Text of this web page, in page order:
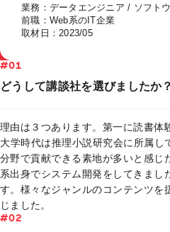
業務：データエンジニア / ソフト
前職：Web系のIT企業
取材日：2023/05
#01
どうして講談社を選びましたか？
理由は３つあります。第一に読書体
大学時代は推理小説研究会に所属し
分野で貢献できる素地が多いと感じ
系出身でシステム開発をしてきまし
す。様々なジャンルのコンテンツを
じました。
#02